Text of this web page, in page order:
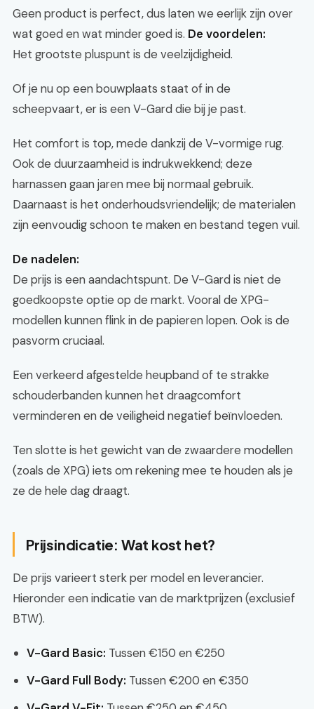
Geen product is perfect, dus laten we eerlijk zijn over
wat goed en wat minder goed is. De voordelen:
Het grootste pluspunt is de veelzijdigheid.
Of je nu op een bouwplaats staat of in de
scheepvaart, er is een V-Gard die bij je past.
Het comfort is top, mede dankzij de V-vormige rug.
Ook de duurzaamheid is indrukwekkend; deze
harnassen gaan jaren mee bij normaal gebruik.
Daarnaast is het onderhoudsvriendelijk; de materialen
zijn eenvoudig schoon te maken en bestand tegen vuil.
De nadelen:
De prijs is een aandachtspunt. De V-Gard is niet de
goedkoopste optie op de markt. Vooral de XPG-
modellen kunnen flink in de papieren lopen. Ook is de
pasvorm cruciaal.
Een verkeerd afgestelde heupband of te strakke
schouderbanden kunnen het draagcomfort
verminderen en de veiligheid negatief beïnvloeden.
Ten slotte is het gewicht van de zwaardere modellen
(zoals de XPG) iets om rekening mee te houden als je
ze de hele dag draagt.
Prijsindicatie: Wat kost het?
De prijs varieert sterk per model en leverancier.
Hieronder een indicatie van de marktprijzen (exclusief
BTW).
V-Gard Basic: Tussen €150 en €250
V-Gard Full Body: Tussen €200 en €350